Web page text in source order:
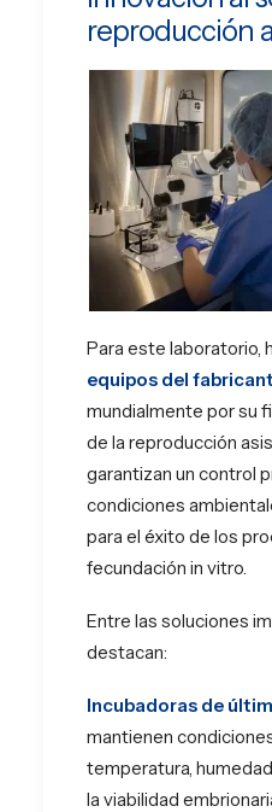
reproducción
Para este laboratorio,
equipos del
mundialmente por su
de la reproducción
garantizan un control
condiciones
para el éxito de los
fecundación in vitro.
Entre las soluciones
destacan:
Incubadoras de
mantienen
temperatura,
la viabilidad